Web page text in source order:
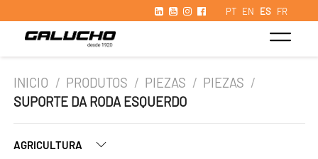
PT EN ES FR
INICIO / PRODUTOS / PIEZAS / PIEZAS /
SUPORTE DA RODA ESQUERDO
AGRICULTURA